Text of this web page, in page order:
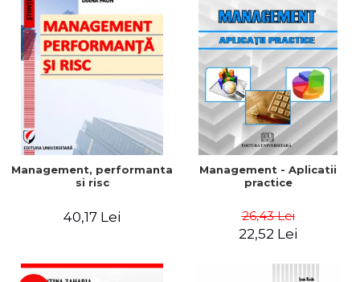
Management, performanta
si risc
40,17 Lei
Management - Aplicatii
practice
26,43 Lei
22,52 Lei